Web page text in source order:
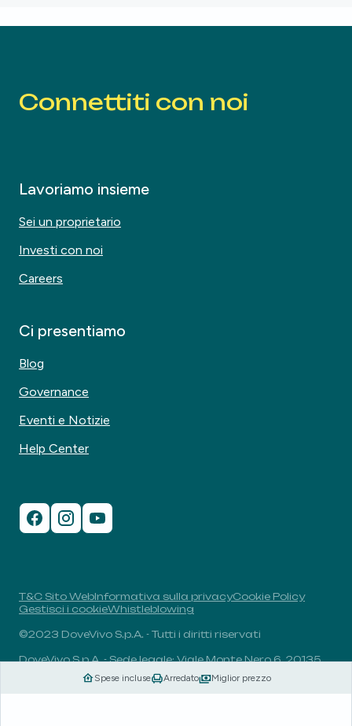
Spese incluse Arredato Miglior prezzo
Connettiti con noi
Lavoriamo insieme
Sei un proprietario
Investi con noi
Careers
Ci presentiamo
Blog
Governance
Eventi e Notizie
Help Center
T&C Sito WebInformativa sulla privacyCookie Policy
Gestisci i cookieWhistleblowing
©2023 DoveVivo S.p.A. - Tutti i diritti riservati
DoveVivo S.p.A. - Sede legale: Viale Monte Nero 6, 20135,
Milano, Italia - P.I.: 00406960732 - R.E.A.: MI-1838078 -
Capitale sociale: 1.829.649,81 euro i.v.